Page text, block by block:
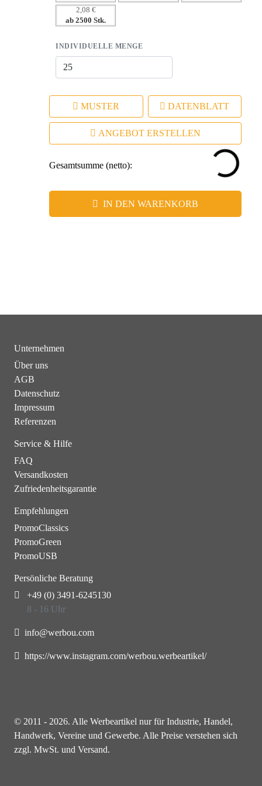
Marketinglösungen.
2,08 €
ab 2500 Stk.
INDIVIDUELLE MENGE
MUSTER DATENBLATT
ANGEBOT ERSTELLEN
Gesamtsumme (netto):
IN DEN WARENKORB
Unternehmen
Über uns
AGB
Datenschutz
Impressum
Referenzen
Service & Hilfe
FAQ
Versandkosten
Zufriedenheitsgarantie
Empfehlungen
PromoClassics
PromoGreen
PromoUSB
Persönliche Beratung
+49 (0) 3491-6245130
8 - 16 Uhr
info@werbou.com
https://www.instagram.com/werbou.werbeartikel/
© 2011 - 2026. Alle Werbeartikel nur für Industrie, Handel,
Handwerk, Vereine und Gewerbe. Alle Preise verstehen sich
zzgl. MwSt. und Versand.